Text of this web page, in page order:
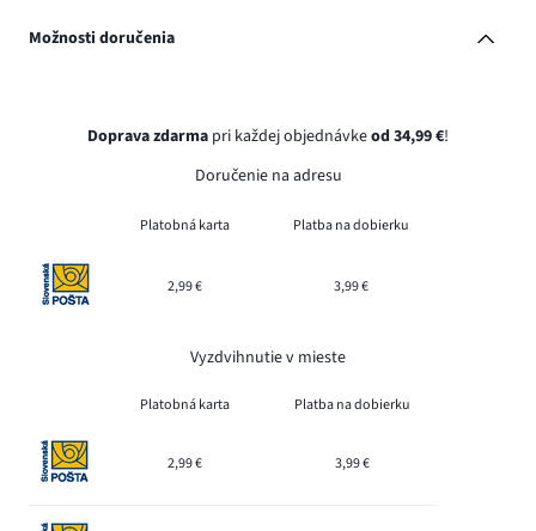
Možnosti doručenia
Doprava zdarma pri každej objednávkeod 34,99 €!
Doručenie na adresu
Platobná karta Platba na dobierku
2,99 € 3,99 €
Vyzdvihnutie v mieste
Platobná karta Platba na dobierku
2,99 € 3,99 €